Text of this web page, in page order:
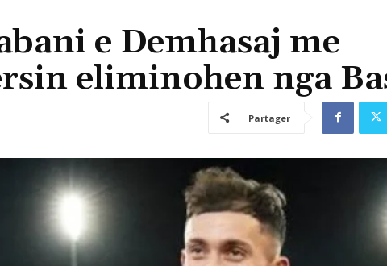
e Demhasaj me
eliminohen nga
Partager